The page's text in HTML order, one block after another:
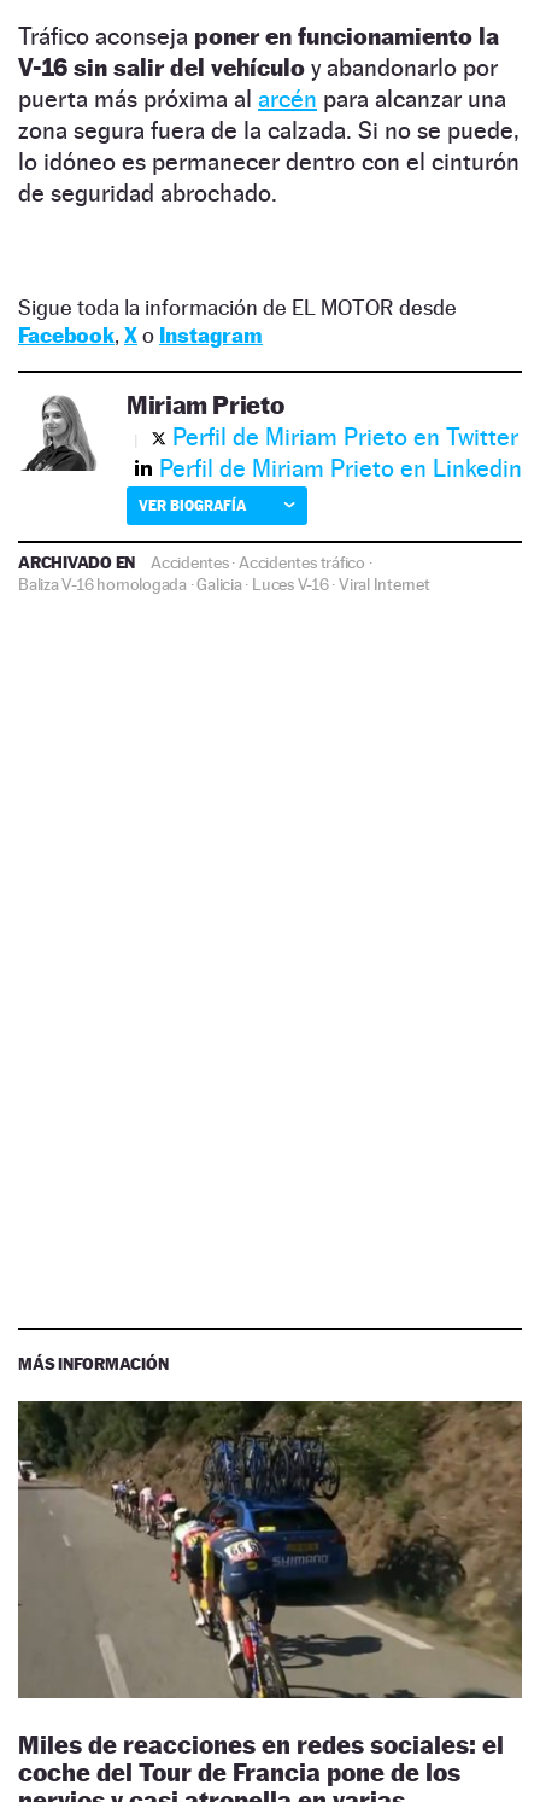
Tráfico aconseja poner en funcionamiento la
V-16 sin salir del vehículo y abandonarlo por
puerta más próxima al arcén para alcanzar una
zona segura fuera de la calzada. Si no se puede,
lo idóneo es permanecer dentro con el cinturón
de seguridad abrochado.
Sigue toda la información de EL MOTOR desde
Facebook, Xo Instagram
Miriam Prieto
Perfil de Miriam Prieto en Twitter
Perfil de Miriam Prieto en Linkedin
VER BIOGRAFÍA
ARCHIVADO EN Accidentes· Accidentes tráfico ·
Baliza V-16 homologada·Galicia· Luces V-16·Viral Internet
MÁS INFORMACIÓN
Miles de reacciones en redes sociales: el
coche del Tour de Francia pone de los